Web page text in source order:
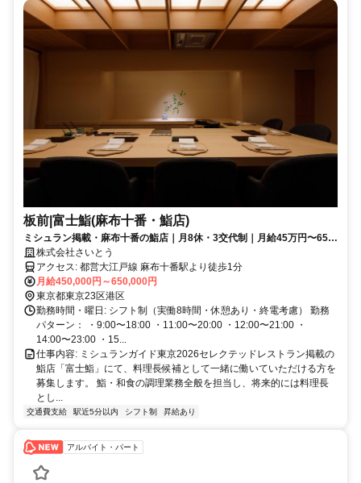
板前|富士鮨(麻布十番・鮨店)
ミシュラン掲載・麻布十番の鮨店｜月8休・3交代制｜月給45万円〜65万
円 株式会社さいとう
アクセス: 都営大江戸線 麻布十番駅より徒歩1分
月給450,000円～650,000円
東京都東京23区港区
勤務時間・曜日: シフト制（実働8時間・休憩あり・終電考慮） 勤務
パターン： ・9:00〜18:00 ・11:00〜20:00 ・12:00〜21:00 ・
14:00〜23:00 ・15...
仕事内容: ミシュランガイド東京2026セレクテッドレストラン掲載の
鮨店「富士鮨」にて、料理長候補として一緒に働いていただける方を
募集します。 鮨・和食の調理業務全般を担当し、将来的には料理長
とし...
交通費支給 駅近5分以内 シフト制 昇給あり
アルバイト・パート